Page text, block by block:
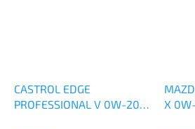
CASTROL EDGE
PROFESSIONAL V 0W-20
X